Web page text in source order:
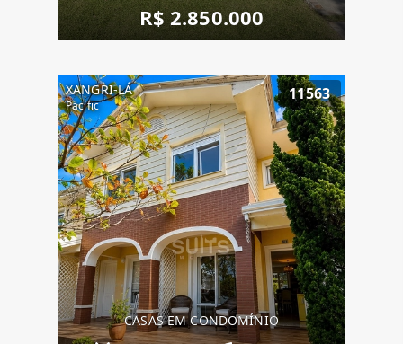
R$ 2.850.000
XANGRI-LÁ
Pacific
11563
CASAS EM CONDOMÍNIO